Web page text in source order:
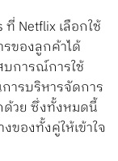
ที่ Netflix เลือกใช้
ของลูกค้าได้
บการณ์การใช้
ารบริหารจัดการ
ด้วย ซึ่งทั้งหมดนี้
ของทั้งคู่ให้เข้าใจ